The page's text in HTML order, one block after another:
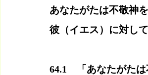
あなたがたは不敬神
彼（イエス）に対し
64.1　「あなたがた